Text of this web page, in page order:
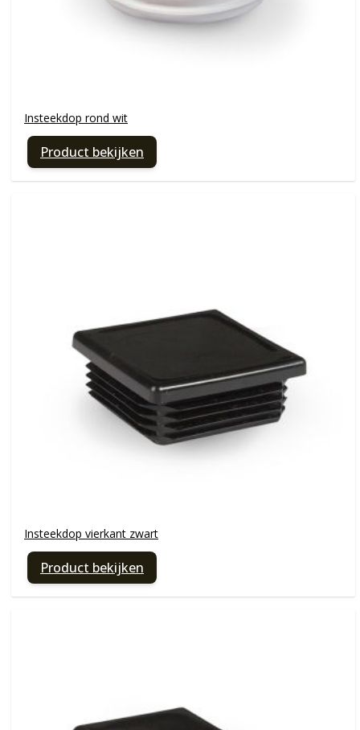
Insteekdop rond wit
Product bekijken
Insteekdop vierkant zwart
Product bekijken